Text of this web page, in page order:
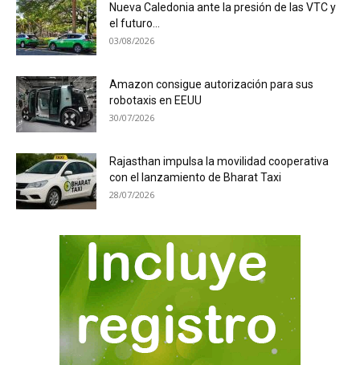
Nueva Caledonia ante la presión de las VTC y
el futuro...
03/08/2026
Amazon consigue autorización para sus
robotaxis en EEUU
30/07/2026
Rajasthan impulsa la movilidad cooperativa
con el lanzamiento de Bharat Taxi
28/07/2026